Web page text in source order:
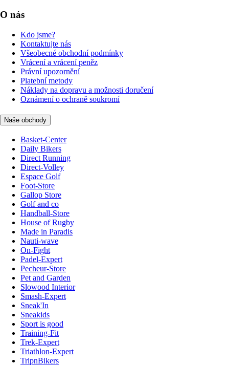
O nás
Kdo jsme?
Kontaktujte nás
Všeobecné obchodní podmínky
Vrácení a vrácení peněz
Právní upozornění
Platební metody
Náklady na dopravu a možnosti doručení
Oznámení o ochraně soukromí
Naše obchody
Basket-Center
Daily Bikers
Direct Running
Direct-Volley
Espace Golf
Foot-Store
Gallop Store
Golf and co
Handball-Store
House of Rugby
Made in Paradis
Nauti-wave
On-Fight
Padel-Expert
Pecheur-Store
Pet and Garden
Slowood Interior
Smash-Expert
Sneak'In
Sneakids
Sport is good
Training-Fit
Trek-Expert
Triathlon-Expert
TripnBikers